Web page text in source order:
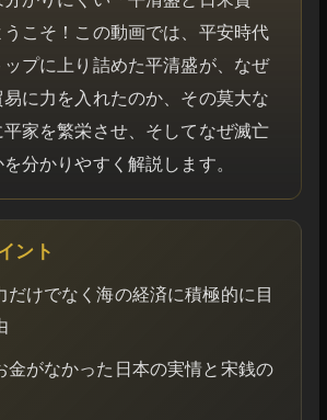
こそ！この動画では、平安時代
プに上り詰めた平清盛が、なぜ
に力を入れたのか、その莫大な
家を繁栄させ、そしてなぜ滅亡
分かりやすく解説します。
ント
だけでなく海の経済に積極的に目
金がなかった日本の実情と宋銭の